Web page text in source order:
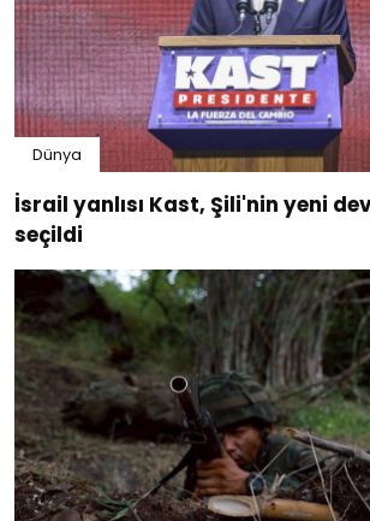
Dünya
İsrail yanlısı Kast, Şili'nin yeni
seçildi